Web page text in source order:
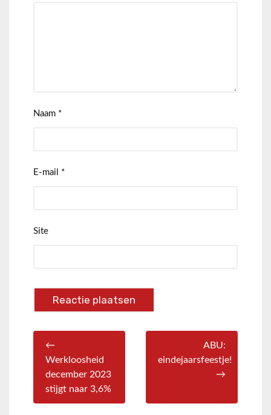
Naam *
E-mail *
Site
←
Werkloosheid
december 2023
stijgt naar 3,6%
ABU:
eindejaarsfeestje!
→